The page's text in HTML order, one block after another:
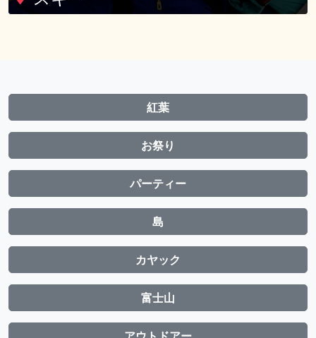
紅葉
お祭り
パーティー
島
カヤック
富士山